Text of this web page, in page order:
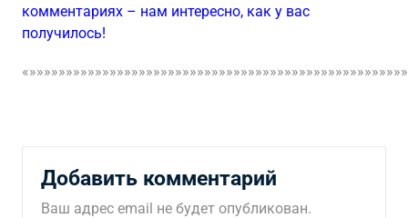
комментариях – нам интересно, как у вас
получилось!
Добавить комментарий
Ваш адрес email не будет опубликован.